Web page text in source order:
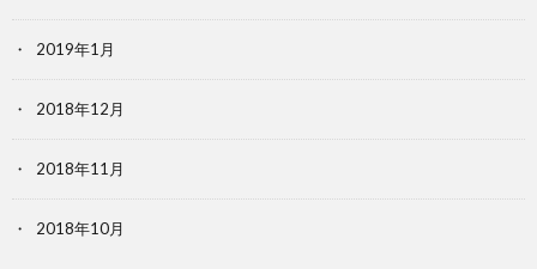
2019年1月
2018年12月
2018年11月
2018年10月